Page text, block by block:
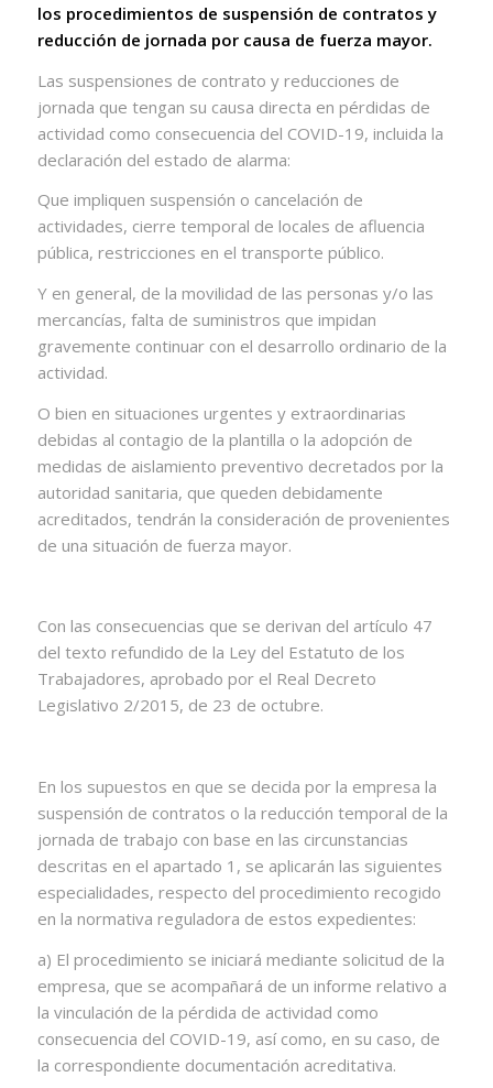
los procedimientos de suspensión de contratos y
reducción de jornada por causa de fuerza mayor.
Las suspensiones de contrato y reducciones de
jornada que tengan su causa directa en pérdidas de
actividad como consecuencia del COVID-19, incluida la
declaración del estado de alarma:
Que impliquen suspensión o cancelación de
actividades, cierre temporal de locales de afluencia
pública, restricciones en el transporte público.
Y en general, de la movilidad de las personas y/o las
mercancías, falta de suministros que impidan
gravemente continuar con el desarrollo ordinario de la
actividad.
O bien en situaciones urgentes y extraordinarias
debidas al contagio de la plantilla o la adopción de
medidas de aislamiento preventivo decretados por la
autoridad sanitaria, que queden debidamente
acreditados, tendrán la consideración de provenientes
de una situación de fuerza mayor.
Con las consecuencias que se derivan del artículo 47
del texto refundido de la Ley del Estatuto de los
Trabajadores, aprobado por el Real Decreto
Legislativo 2/2015, de 23 de octubre.
En los supuestos en que se decida por la empresa la
suspensión de contratos o la reducción temporal de la
jornada de trabajo con base en las circunstancias
descritas en el apartado 1, se aplicarán las siguientes
especialidades, respecto del procedimiento recogido
en la normativa reguladora de estos expedientes:
a) El procedimiento se iniciará mediante solicitud de la
empresa, que se acompañará de un informe relativo a
la vinculación de la pérdida de actividad como
consecuencia del COVID-19, así como, en su caso, de
la correspondiente documentación acreditativa.